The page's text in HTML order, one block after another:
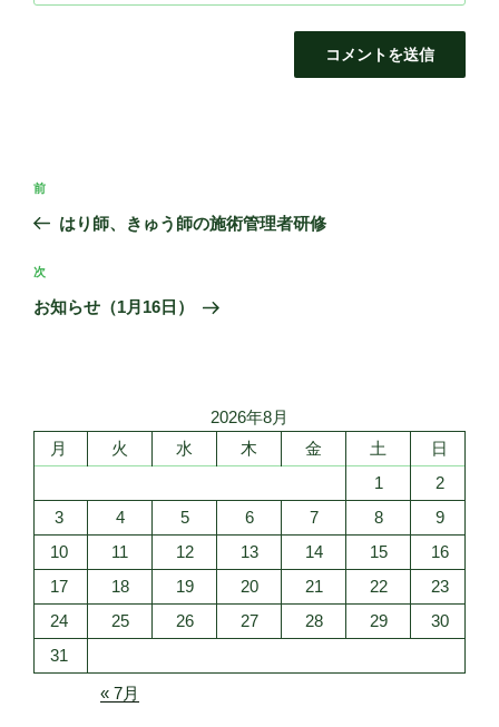
投
ビ
ゲ
ン
前
の
稿
前
はり師、きゅう師の施術管理者研修
次
の
次
お知らせ（1月16日）
2026年8月
月
火 水 木 金 土
日
1
2
3
4 5 6 7 8
9
10
11 12 13 14 15
16
17
18 19 20 21 22
23
24
25 26 27 28 29
30
31
« 7月